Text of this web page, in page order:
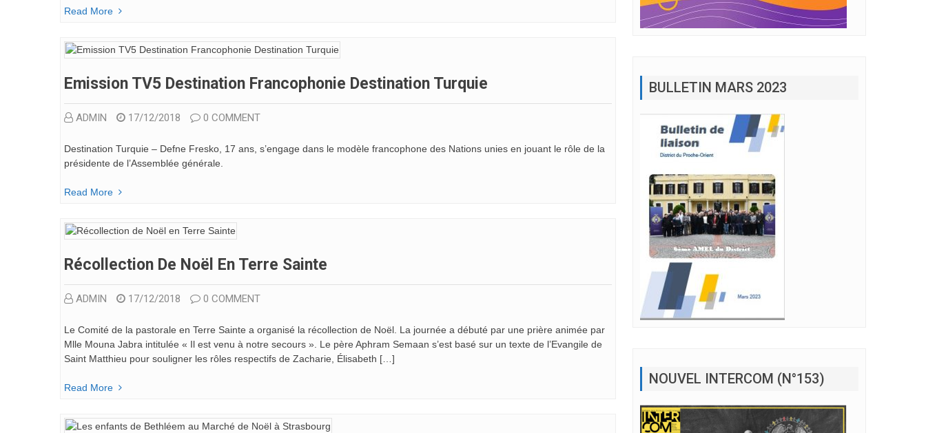
Read More
Emission TV5 Destination Francophonie Destination Turquie
ADMIN 17/12/2018 0 COMMENT
Destination Turquie – Defne Fresko, 17 ans, s’engage dans le modèle francophone des Nations unies en jouant le rôle de la
présidente de l’Assemblée générale.
Read More
Récollection De Noël En Terre Sainte
ADMIN 17/12/2018 0 COMMENT
Le Comité de la pastorale en Terre Sainte a organisé la récollection de Noël. La journée a débuté par une prière animée par
Mlle Mouna Jabra intitulée « Il est venu à notre secours ». Le père Aphram Semaan s’est basé sur un texte de l’Evangile de
Saint Matthieu pour souligner les rôles respectifs de Zacharie, Élisabeth […]
Read More
BULLETIN MARS 2023
NOUVEL INTERCOM (N°153)